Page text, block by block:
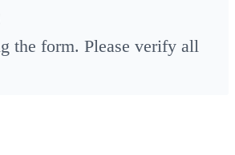
the form. Please verify all